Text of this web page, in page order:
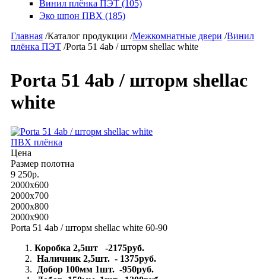
Винил плёнка ПЭТ (105)
Эко шпон ПВХ (185)
Главная /Каталог продукции /Межкомнатные двери /Винил
плёнка ПЭТ /Porta 51 4ab / шторм shellac white
Porta 51 4ab / шторм shellac
white
ПВХ плёнка
Цена
Размер полотна
9 250р.
2000x600
2000x700
2000x800
2000x900
Porta 51 4ab / шторм shellac white 60-90
Коробка 2,5шт -2175руб.
Наличник 2,5шт. - 1375руб.
Добор 100мм 1шт. -950руб.